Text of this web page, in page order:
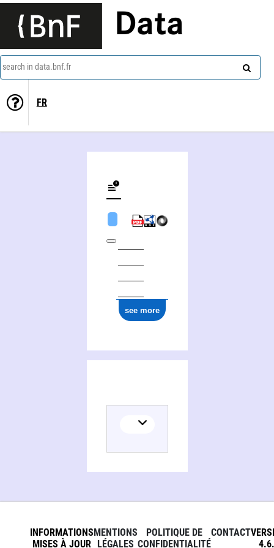
Data
search in data.bnf.fr
FR
see more
INFORMATIONS
MISES À JOUR
MENTIONS
LÉGALES
POLITIQUE DE
CONFIDENTIALITÉ
CONTACT